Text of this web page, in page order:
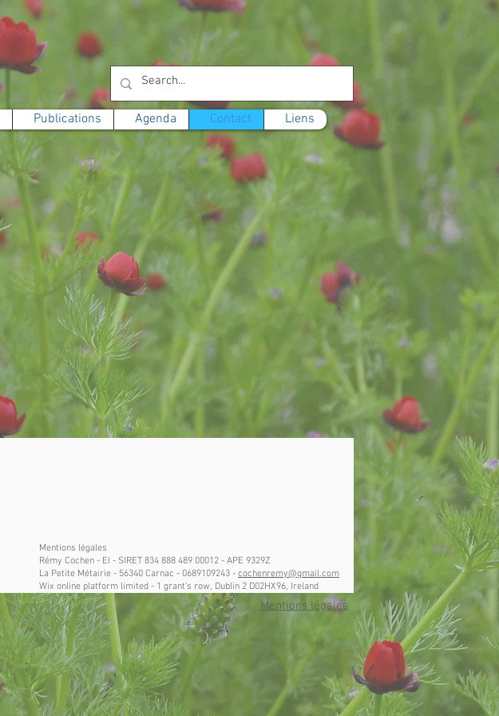
Publications Agenda Contact Liens
Mentions légales
Rémy Cochen - EI - SIRET 834 888 489 00012 - APE 9329Z
La Petite Métairie - 56340 Carnac - 0689109243 - cochenremy@gmail.com
Wix online platform limited - 1 grant's row, Dublin 2 D02HX96, Ireland
Mentions légales